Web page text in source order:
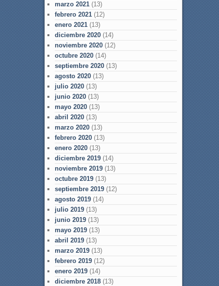
marzo 2021(13)
febrero 2021(12)
enero 2021(13)
diciembre 2020(14)
noviembre 2020(12)
octubre 2020(14)
septiembre 2020(13)
agosto 2020(13)
julio 2020(13)
junio 2020(13)
mayo 2020(13)
abril 2020(13)
marzo 2020(13)
febrero 2020(13)
enero 2020(13)
diciembre 2019(14)
noviembre 2019(13)
octubre 2019(13)
septiembre 2019(12)
agosto 2019(14)
julio 2019(13)
junio 2019(13)
mayo 2019(13)
abril 2019(13)
marzo 2019(13)
febrero 2019(12)
enero 2019(14)
diciembre 2018(13)